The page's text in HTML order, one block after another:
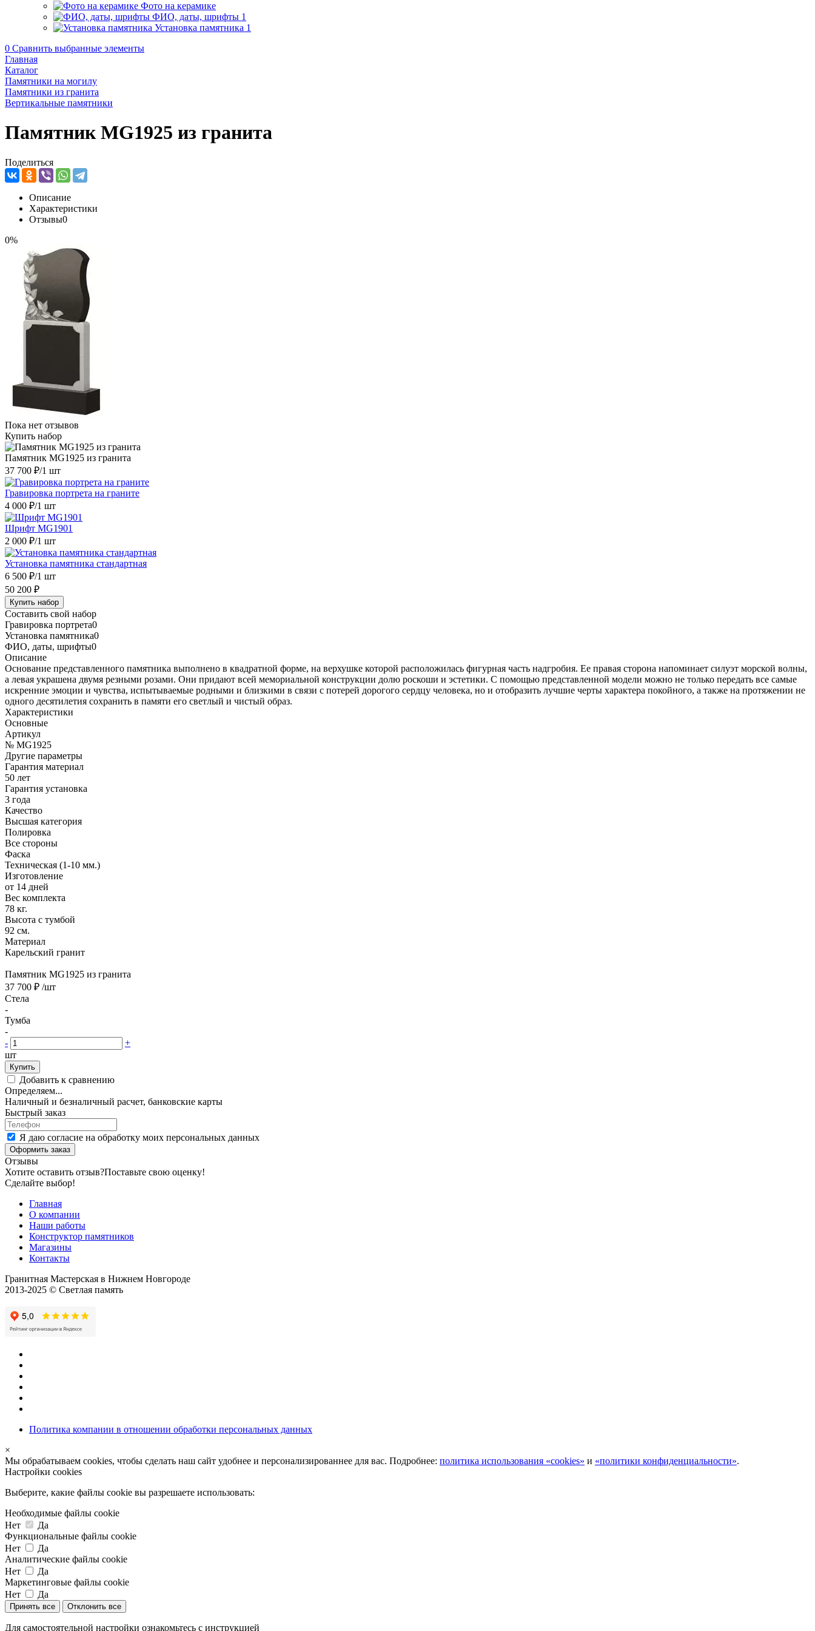
Фото на керамике
ФИО, даты, шрифты 1
Установка памятника 1
0 Сравнить выбранные элементы
Главная
Каталог
Памятники на могилу
Памятники из гранита
Вертикальные памятники
Памятник MG1925 из гранита
Поделиться
Описание
Характеристики
Отзывы0
0%
Пока нет отзывов
Купить набор
Памятник MG1925 из гранита
37 700 ₽/1 шт
Гравировка портрета на граните
4 000 ₽/1 шт
Шрифт MG1901
2 000 ₽/1 шт
Установка памятника стандартная
6 500 ₽/1 шт
50 200 ₽
Купить набор
Составить свой набор
Гравировка портрета0
Установка памятника0
ФИО, даты, шрифты0
Описание
Основание представленного памятника выполнено в квадратной форме, на верхушке которой расположилась фигурная часть надгробия. Ее правая сторона напоминает силуэт морской волны,
а левая украшена двумя резными розами. Они придают всей мемориальной конструкции долю роскоши и эстетики. С помощью представленной модели можно не только передать все самые
искренние эмоции и чувства, испытываемые родными и близкими в связи с потерей дорогого сердцу человека, но и отобразить лучшие черты характера покойного, а также на протяжении не
одного десятилетия сохранить в памяти его светлый и чистый образ.
Характеристики
Основные
Артикул
№ MG1925
Другие параметры
Гарантия материал
50 лет
Гарантия установка
3 года
Качество
Высшая категория
Полировка
Все стороны
Фаска
Техническая (1-10 мм.)
Изготовление
от 14 дней
Вес комплекта
78 кг.
Высота с тумбой
92 см.
Материал
Карельский гранит
Памятник MG1925 из гранита
37 700 ₽ /шт
Стела
-
Тумба
-
-
+
шт
Купить
Добавить к сравнению
Определяем...
Наличный и безналичный расчет, банковские карты
Быстрый заказ
Я даю согласие на обработку моих персональных данных
Оформить заказ
Отзывы
Хотите оставить отзыв?Поставьте свою оценку!
Сделайте выбор!
Главная
О компании
Наши работы
Конструктор памятников
Магазины
Контакты
Гранитная Мастерская в Нижнем Новгороде
2013-2025 © Светлая память
Политика компании в отношении обработки персональных данных
×
Мы обрабатываем cookies, чтобы сделать наш сайт удобнее и персонализированнее для вас. Подробнее: политика использования «cookies» и «политики конфиденциальности».
Настройки cookies
Выберите, какие файлы cookie вы разрешаете использовать:
Необходимые файлы cookie
Нет
Да
Функциональные файлы cookie
Нет
Да
Аналитические файлы cookie
Нет
Да
Маркетинговые файлы cookie
Нет
Да
Принять все Отклонить все
Для самостоятельной настройки ознакомьтесь с инструкцией